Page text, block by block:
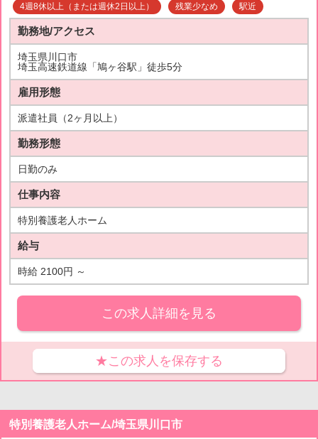
4週8休以上（または週休2日以上） 残業少なめ 駅近
勤務地/アクセス
埼玉県川口市
埼玉高速鉄道線「鳩ヶ谷駅」徒歩5分
雇用形態
派遣社員（2ヶ月以上）
勤務形態
日勤のみ
仕事内容
特別養護老人ホーム
給与
時給 2100円 ～
この求人詳細を見る
★この求人を保存する
特別養護老人ホーム/埼玉県川口市